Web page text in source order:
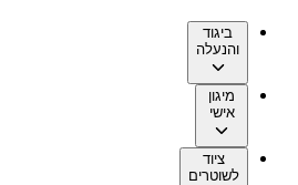
ביגוד
והנעלה
מיגון
אישי
ציוד
לשוטרים